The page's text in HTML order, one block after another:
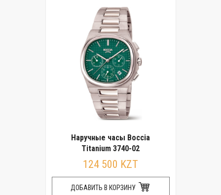
Наручные часы Boccia
Titanium 3740-02
124 500 KZT
ДОБАВИТЬ В КОРЗИНУ